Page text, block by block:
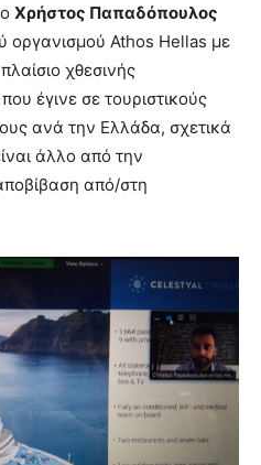
Χρήστος Παπαδόπουλος
οργανισμού Athos Hellas με
χθεσινής
έγινε σε τουριστικούς
ανά την Ελλάδα, σχετικά
άλλο από την
από/στη